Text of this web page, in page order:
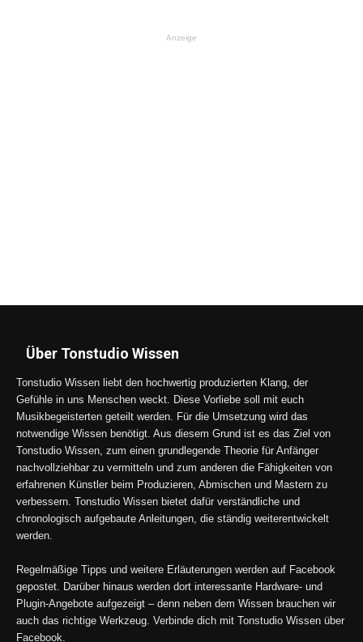
Anzeige
Über Tonstudio Wissen
Tonstudio Wissen liebt den hochwertig produzierten Klang, der
Gefühle in uns Menschen weckt. Diese Vorliebe soll mit euch
Musikbegeisterten geteilt werden. Für die Umsetzung wird das
notwendige Wissen benötigt. Aus diesem Grund ist es das Ziel von
Tonstudio Wissen, zum einen grundlegende Theorie für Anfänger
nachvollziehbar zu vermitteln und zum anderen die Fähigkeiten von
erfahrenen Künstler beim Produzieren, Abmischen und Mastern zu
verbessern. Tonstudio Wissen bietet dafür verständliche und
chronologisch aufgebaute Anleitungen, die ständig weiterentwickelt
werden.
Regelmäßige Tipps und weitere Erläuterungen werden auf Facebook
gepostet. Darüber hinaus werden dort interessante Hardware- und
Plugin-Angebote aufgezeigt – denn neben dem Wissen brauchen wir
auch das richtige Werkzeug. Verbinde dich mit Tonstudio Wissen über
Facebook.